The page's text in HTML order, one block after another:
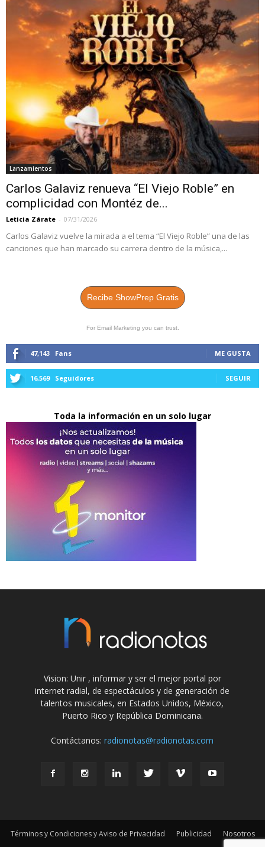
Lanzamientos
Carlos Galaviz renueva “El Viejo Roble” en
complicidad con Montéz de...
Leticia Zárate - 07/31/2026
Carlos Galaviz vuelve la mirada a el tema “El Viejo Roble” una de las
canciones que han marcado su carrera dentro de la música,...
Recibe ShowPrep Gratis
For Email Marketing you can trust.
47,143 Fans ME GUSTA
16,569 Seguidores SEGUIR
Toda la información en un solo lugar
Vision: Unir , informar y ser el mejor portal por
internet radial, de espectáculos y de generación de
talentos musicales, en Estados Unidos, México,
Puerto Rico y República Dominicana.
Contáctanos:radionotas@radionotas.com
Términos y Condiciones y Aviso de Privacidad Publicidad Nosotros